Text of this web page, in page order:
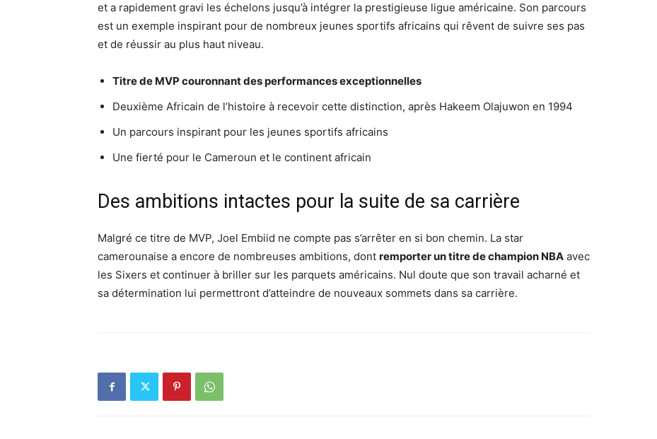
et a rapidement gravi les échelons jusqu’à intégrer la prestigieuse ligue américaine. Son parcours
est un exemple inspirant pour de nombreux jeunes sportifs africains qui rêvent de suivre ses pas
et de réussir au plus haut niveau.
Titre de MVP couronnant des performances exceptionnelles
Deuxième Africain de l’histoire à recevoir cette distinction, après Hakeem Olajuwon en 1994
Un parcours inspirant pour les jeunes sportifs africains
Une fierté pour le Cameroun et le continent africain
Des ambitions intactes pour la suite de sa carrière
Malgré ce titre de MVP, Joel Embiid ne compte pas s’arrêter en si bon chemin. La star
camerounaise a encore de nombreuses ambitions, dont remporter un titre de champion NBA avec
les Sixers et continuer à briller sur les parquets américains. Nul doute que son travail acharné et
sa détermination lui permettront d’atteindre de nouveaux sommets dans sa carrière.